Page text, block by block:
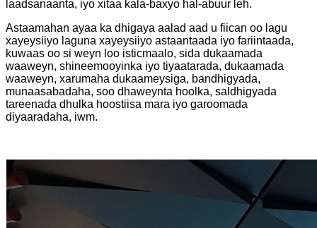
laadsanaanta, iyo xitaa kala-baxyo hal-abuur leh.
Astaamahan ayaa ka dhigaya aalad aad u fiican oo lagu
xayeysiiyo laguna xayeysiiyo astaantaada iyo fariintaada,
kuwaas oo si weyn loo isticmaalo, sida dukaamada
waaweyn, shineemooyinka iyo tiyaatarada, dukaamada
waaweyn, xarumaha dukaameysiga, bandhigyada,
munaasabadaha, soo dhaweynta hoolka, saldhigyada
tareenada dhulka hoostiisa mara iyo garoomada
diyaaradaha, iwm.